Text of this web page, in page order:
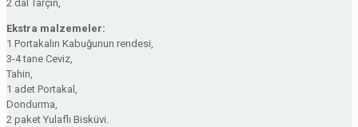
2 dal Tarçın,
Ekstra malzemeler:
1 Portakalın Kabuğunun rendesi,
3-4 tane Ceviz,
Tahin,
1 adet Portakal,
Dondurma,
2 paket Yulaflı Bisküvi.